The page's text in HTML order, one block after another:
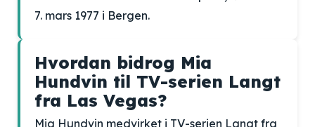
7. mars 1977 i Bergen.
Hvordan bidrog Mia
Hundvin til TV-serien Langt
fra Las Vegas?
Mia Hundvin medvirket i TV-serien Langt fra